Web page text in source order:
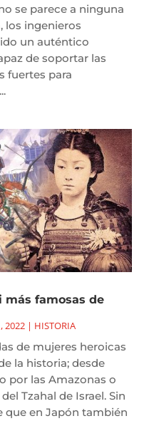
se parece a ninguna
los ingenieros
un auténtico
de soportar las
fuertes para
más famosas de
2022| HISTORIA
de mujeres heroicas
la historia; desde
por las Amazonas o
Tzahal de Israel. Sin
que en Japón también